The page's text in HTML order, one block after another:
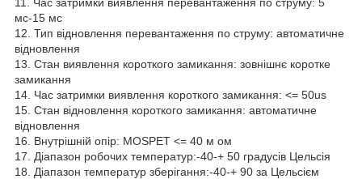
мс-15 мс
12. Тип відновлення перевантаження по струму: автоматичне
відновлення
13. Стан виявлення короткого замикання: зовнішнє коротке
замикання
14. Час затримки виявлення короткого замикання: <= 50us
15. Стан відновлення короткого замикання: автоматичне
відновлення
16. Внутрішній опір: MOSPET <= 40 м ом
17. Діапазон робочих температур:-40-+ 50 градусів Цельсія
18. Діапазон температур зберігання:-40-+ 90 за Цельсієм